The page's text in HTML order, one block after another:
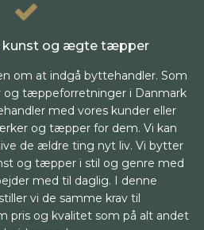
kunst og ægte tæpper
om at indgå byttehandler. Som
og tæppeforretninger i Danmark
med vores kunder eller
og tæpper for dem. Vi kan
de ældre ting nyt liv. Vi bytter
og tæpper i stil og genre med
med til daglig. I denne
vi de samme krav til
pris og kvalitet som på alt andet